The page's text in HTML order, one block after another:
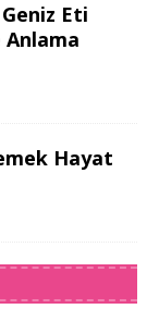
Eti
Hayat